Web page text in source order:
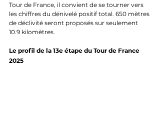
Tour de France, il convient de se tourner vers
les chiffres du dénivelé positif total. 650 mètres
de déclivité seront proposés sur seulement
10.9 kilomètres.
Le profil de la 13e étape du Tour de France
2025